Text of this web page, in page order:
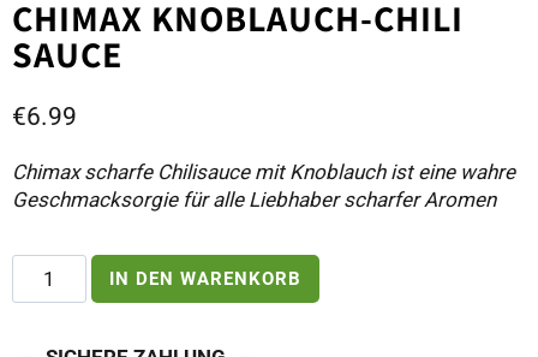
CHIMAX KNOBLAUCH-CHILI
SAUCE
€6.99
Chimax scharfe Chilisauce mit Knoblauch ist eine wahre
Geschmacksorgie für alle Liebhaber scharfer Aromen
Chimax
Knoblauch-
Sauce
IN DEN WARENKORB